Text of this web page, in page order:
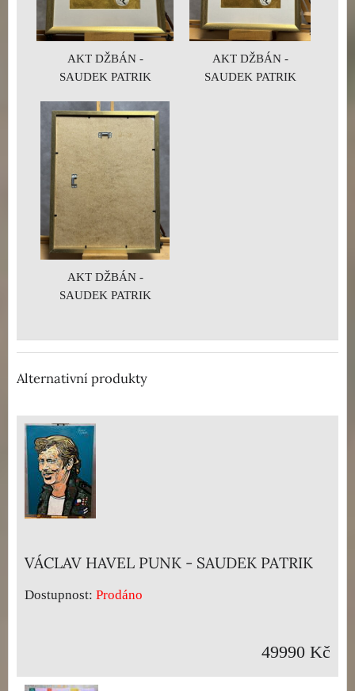
AKT DŽBÁN -
SAUDEK PATRIK
AKT DŽBÁN -
SAUDEK PATRIK
AKT DŽBÁN -
SAUDEK PATRIK
Alternativní produkty
VÁCLAV HAVEL PUNK - SAUDEK PATRIK
Dostupnost: Prodáno
49990 Kč